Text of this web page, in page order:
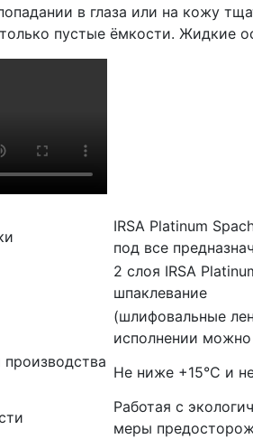
в глаза или на кожу
пустые ёмкости. Жидкие
IRSA Platinum
под все
2 слоя IRSA
шпаклевание
(шлифовальные
исполнении
Не ниже +15°С и
Работая с
меры